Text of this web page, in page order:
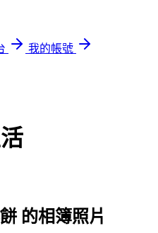
我的帳號
的相簿照片